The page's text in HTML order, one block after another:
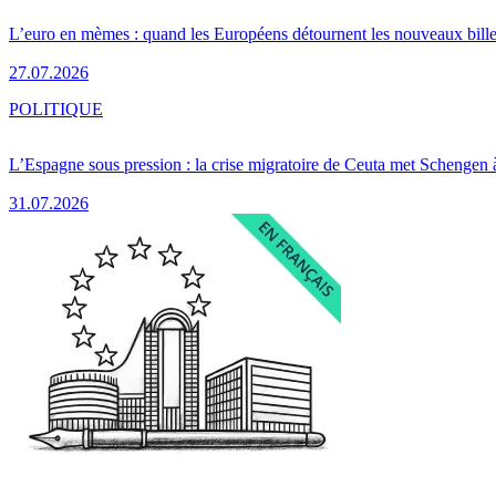
L’euro en mèmes : quand les Européens détournent les nouveaux
27.07.2026
L’Espagne sous pression : la crise migratoire de Ceuta met Schengen
31.07.2026
POLITIQUE